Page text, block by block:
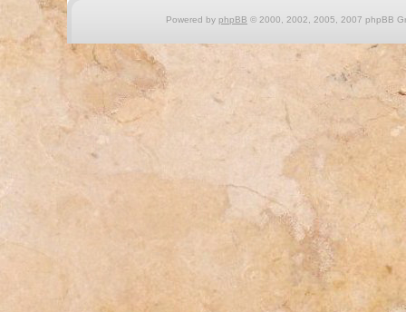
Powered by phpBB © 2000, 2002, 2005, 2007 phpBB